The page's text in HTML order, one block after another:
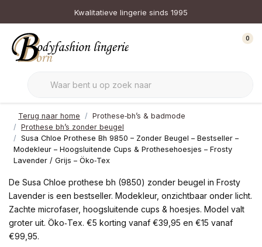
Kwalitatieve lingerie sinds 1995
0
Terug naar home
Prothese‑bh’s & badmode
Prothese bh’s zonder beugel
Susa Chloe Prothese Bh 9850 – Zonder Beugel – Bestseller –
Modekleur – Hoogsluitende Cups & Prothesehoesjes – Frosty
Lavender / Grijs – Öko‑Tex
De Susa Chloe prothese bh (9850) zonder beugel in Frosty
Lavender is een bestseller. Modekleur, onzichtbaar onder licht.
Zachte microfaser, hoogsluitende cups & hoesjes. Model valt
groter uit. Öko‑Tex. €5 korting vanaf €39,95 en €15 vanaf
€99,95.